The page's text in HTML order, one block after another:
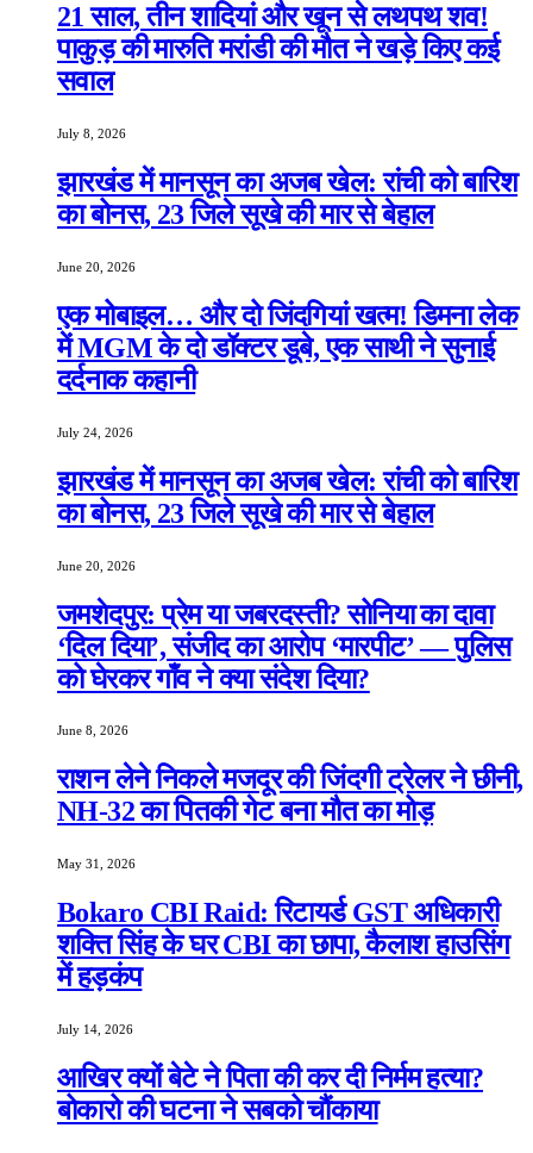
21 साल, तीन शादियां और खून से लथपथ शव!
पाकुड़ की मारुति मरांडी की मौत ने खड़े किए कई
सवाल
July 8, 2026
झारखंड में मानसून का अजब खेल: रांची को बारिश
का बोनस, 23 जिले सूखे की मार से बेहाल
June 20, 2026
एक मोबाइल… और दो जिंदगियां खत्म! डिमना लेक
में MGM के दो डॉक्टर डूबे, एक साथी ने सुनाई
दर्दनाक कहानी
July 24, 2026
झारखंड में मानसून का अजब खेल: रांची को बारिश
का बोनस, 23 जिले सूखे की मार से बेहाल
June 20, 2026
जमशेदपुर: प्रेम या जबरदस्ती? सोनिया का दावा
‘दिल दिया’, संजीद का आरोप ‘मारपीट’ — पुलिस
को घेरकर गाँव ने क्या संदेश दिया?
June 8, 2026
राशन लेने निकले मजदूर की जिंदगी ट्रेलर ने छीनी,
NH-32 का पितकी गेट बना मौत का मोड़
May 31, 2026
Bokaro CBI Raid: रिटायर्ड GST अधिकारी
शक्ति सिंह के घर CBI का छापा, कैलाश हाउसिंग
में हड़कंप
July 14, 2026
आखिर क्यों बेटे ने पिता की कर दी निर्मम हत्या?
बोकारो की घटना ने सबको चौंकाया